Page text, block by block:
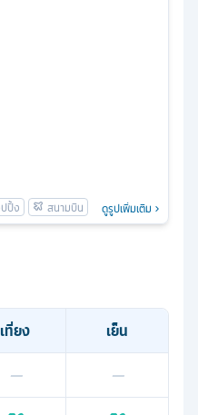
ดูรูปเพิ่มเติม
เที่ยง
เย็น
—
—